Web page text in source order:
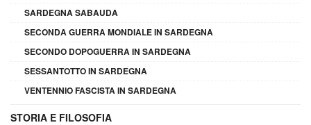
SARDEGNA SABAUDA
SECONDA GUERRA MONDIALE IN SARDEGNA
SECONDO DOPOGUERRA IN SARDEGNA
SESSANTOTTO IN SARDEGNA
VENTENNIO FASCISTA IN SARDEGNA
STORIA E FILOSOFIA